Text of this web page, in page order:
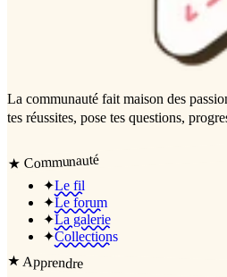
La communauté fait maison des
tes réussites, pose tes questions,
★ Communauté
✦Le fil
✦Le forum
✦La galerie
✦Collections
★Apprendre